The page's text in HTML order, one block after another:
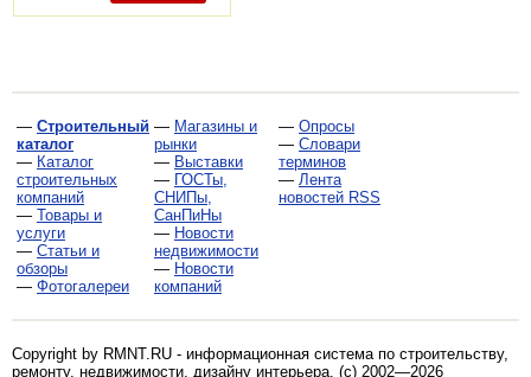
— Строительный
каталог
— Каталог
строительных
компаний
— Товары и
услуги
— Статьи и
обзоры
— Фотогалереи
— Магазины и
рынки
— Выставки
— ГОСТы,
СНИПы,
СанПиНы
— Новости
недвижимости
— Новости
компаний
— Опросы
— Словари
терминов
— Лента
новостей RSS
Copyright by RMNT.RU - информационная система по строительству,
ремонту, недвижимости, дизайну интерьера. (c) 2002—2026